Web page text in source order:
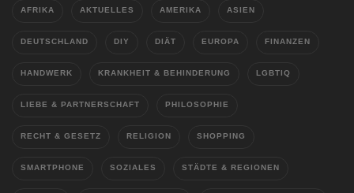
AFRIKA AKTUELLES AMERIKA ASIEN
DEUTSCHLAND DIY DIÄT EUROPA FINANZEN
HANDWERK KRANKHEIT & BEHINDERUNG LGBTIQ
LIEBE & PARTNERSCHAFT PHILOSOPHIE
RECHT & GESETZ RELIGION SHOPPING
SMARTPHONE SOZIALES STÄDTE & REGIONEN